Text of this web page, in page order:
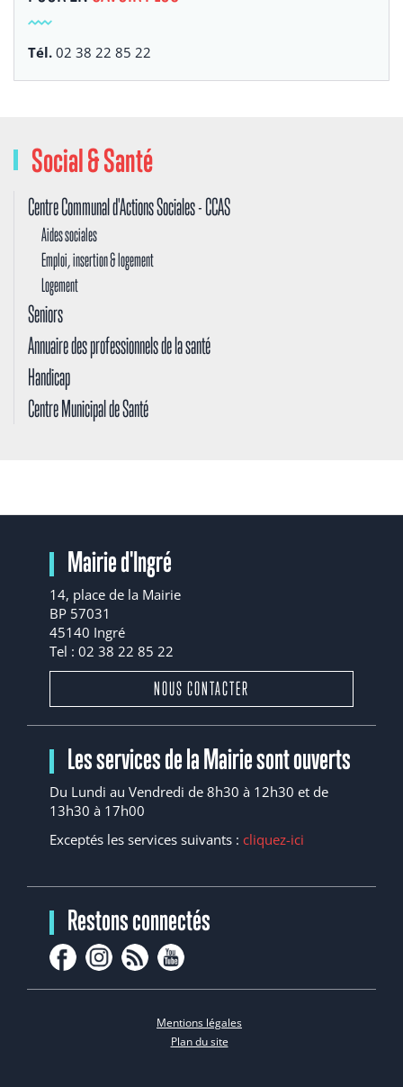
Tél. 02 38 22 85 22
Social & Santé
Centre Communal d'Actions Sociales - CCAS
Aides sociales
Emploi, insertion & logement
Logement
Seniors
Annuaire des professionnels de la santé
Handicap
Centre Municipal de Santé
Mairie d'Ingré
14, place de la Mairie
BP 57031
45140 Ingré
Tel : 02 38 22 85 22
NOUS CONTACTER
Les services de la Mairie sont ouverts
Du Lundi au Vendredi de 8h30 à 12h30 et de
13h30 à 17h00
Exceptés les services suivants : cliquez-ici
Restons connectés
Mentions légales
Plan du site